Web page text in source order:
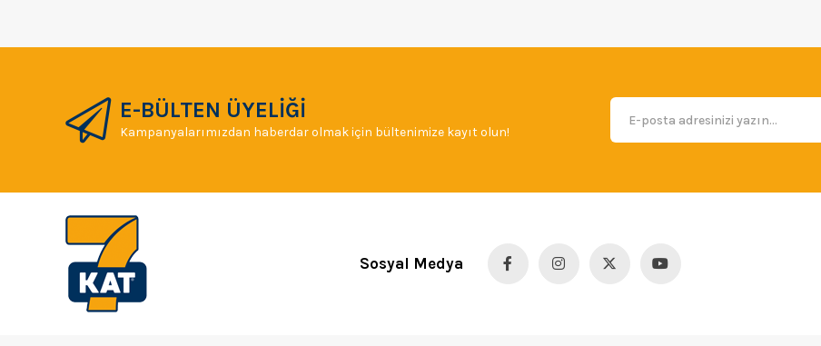
E-BÜLTEN ÜYELİĞİ
Kampanyalarımızdan haberdar olmak için bültenimize kayıt olun!
Sosyal Medya